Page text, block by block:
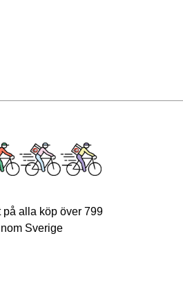
på alla köp över 799
Sverige